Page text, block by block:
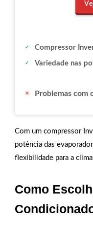
Compressor
Variedade nas
Problemas com
Com um compressor
potência das
flexibilidade para a
Como